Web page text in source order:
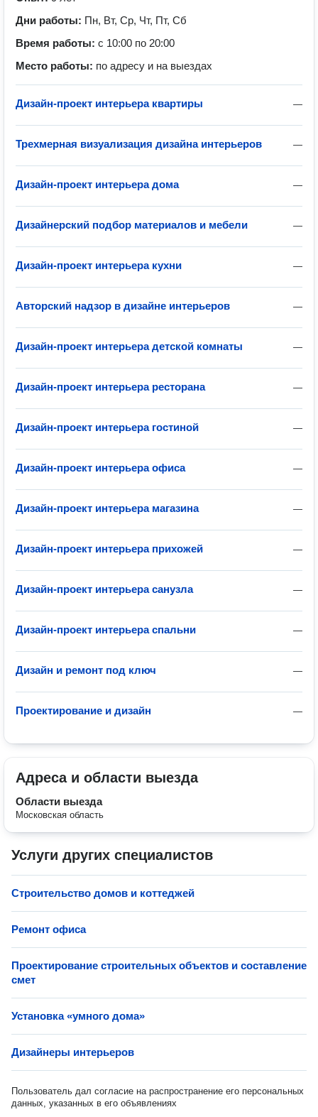
Дни работы: Пн, Вт, Ср, Чт, Пт, Сб
Время работы: с 10:00 по 20:00
Место работы: по адресу и на выездах
—
Дизайн-проект интерьера квартиры
—
Трехмерная визуализация дизайна интерьеров
—
Дизайн-проект интерьера дома
—
Дизайнерский подбор материалов и мебели
—
Дизайн-проект интерьера кухни
—
Авторский надзор в дизайне интерьеров
—
Дизайн-проект интерьера детской комнаты
—
Дизайн-проект интерьера ресторана
—
Дизайн-проект интерьера гостиной
—
Дизайн-проект интерьера офиса
—
Дизайн-проект интерьера магазина
—
Дизайн-проект интерьера прихожей
—
Дизайн-проект интерьера санузла
—
Дизайн-проект интерьера спальни
—
Дизайн и ремонт под ключ
—
Проектирование и дизайн
Адреса и области выезда
Области выезда
Московская область
Услуги других специалистов
Строительство домов и коттеджей
Ремонт офиса
Проектирование строительных объектов и составление
смет
Установка «умного дома»
Дизайнеры интерьеров
Пользователь дал согласие на распространение его персональных
данных, указанных в его объявлениях